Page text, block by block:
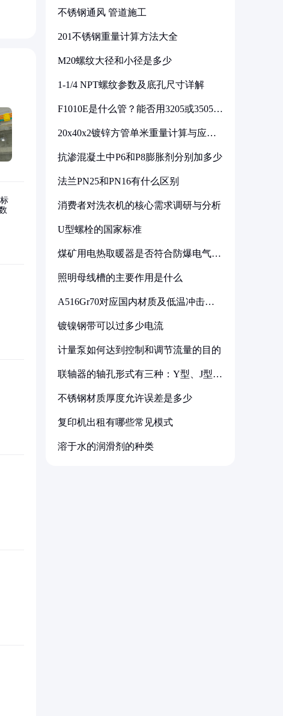
不锈钢通风 管道施工
201不锈钢重量计算方法大全
M20螺纹大径和小径是多少
1-1/4 NPT螺纹参数及底孔尺寸详解
F1010E是什么管？能否用3205或3505代
20x40x2镀锌方管单米重量计算与应用
抗渗混凝土中P6和P8膨胀剂分别加多少
法兰PN25和PN16有什么区别
消费者对洗衣机的核心需求调研与分析
U型螺栓的国家标准
煤矿用电热取暖器是否符合防爆电气设
照明母线槽的主要作用是什么
A516Gr70对应国内材质及低温冲击要
镀镍钢带可以过多少电流
计量泵如何达到控制和调节流量的目的
联轴器的轴孔形式有三种：Y型、J型、
不锈钢材质厚度允许误差是多少
复印机出租有哪些常见模式
溶于水的润滑剂的种类